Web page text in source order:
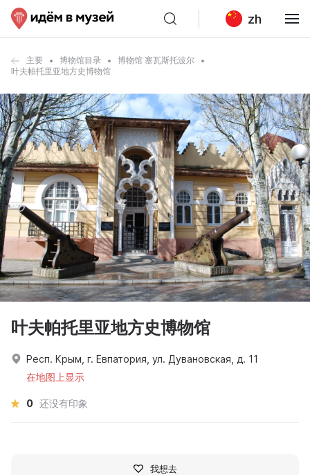
zh
主要 博物馆目录
博物馆 塞瓦斯托波尔
叶夫帕托里亚地方史博物馆
叶夫帕托里亚地方史博物馆
Респ. Крым, г. Евпатория, ул. Дувановская, д. 11
在地图上显示
0 还没有印象
我想去